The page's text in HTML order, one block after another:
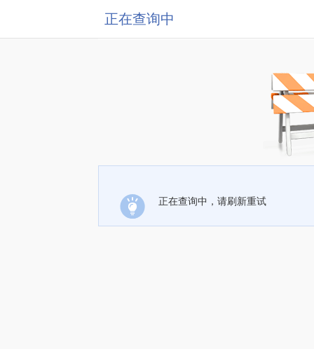
正在查询中
正在查询中，请刷新重试